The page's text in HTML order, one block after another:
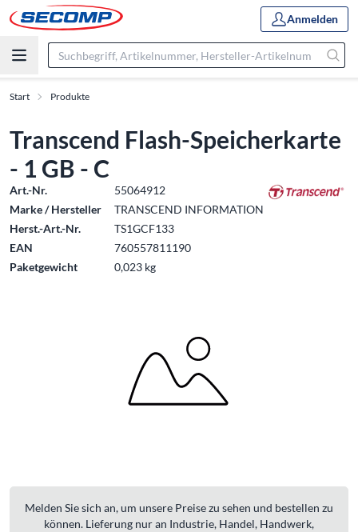
Anmelden
Start Produkte
Transcend Flash-Speicherkarte
- 1 GB - C
Art.-Nr.
55064912
Marke / Hersteller
TRANSCEND INFORMATION
Herst.-Art.-Nr.
TS1GCF133
EAN
760557811190
Paketgewicht
0,023 kg
Melden Sie sich an, um unsere Preise zu sehen und bestellen zu
können. Lieferung nur an Industrie, Handel, Handwerk,